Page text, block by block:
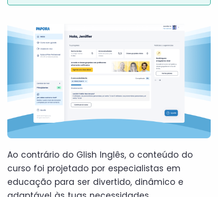
Ao contrário do Glish Inglês, o conteúdo do
curso foi projetado por especialistas em
educação para ser divertido, dinâmico e